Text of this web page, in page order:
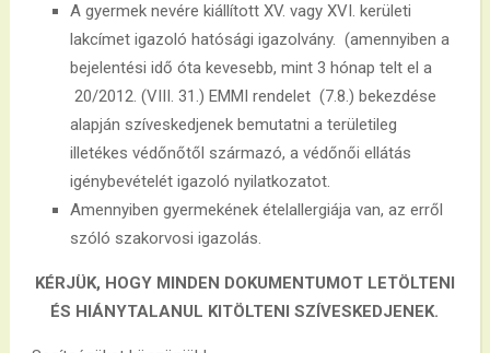
A gyermek nevére kiállított XV. vagy XVI. kerületi
lakcímet igazoló hatósági igazolvány. (amennyiben a
bejelentési idő óta kevesebb, mint 3 hónap telt el a
20/2012. (VIII. 31.) EMMI rendelet (7.8.) bekezdése
alapján szíveskedjenek bemutatni a területileg
illetékes védőnőtől származó, a védőnői ellátás
igénybevételét igazoló nyilatkozatot.
Amennyiben gyermekének ételallergiája van, az erről
szóló szakorvosi igazolás.
KÉRJÜK, HOGY MINDEN DOKUMENTUMOT LETÖLTENI
ÉS HIÁNYTALANUL KITÖLTENI SZÍVESKEDJENEK.